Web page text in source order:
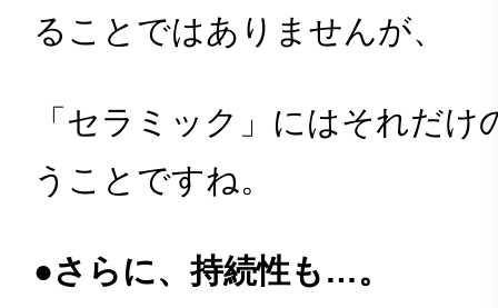
ることではありませんが、
「セラミック」にはそれだ
うことですね。
●さらに、持続性も…。